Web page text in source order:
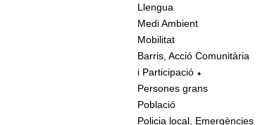
Llengua
Medi Ambient
Mobilitat
Barris, Acció Comunitària
i Participació
Persones grans
Població
Policia local, Emergències